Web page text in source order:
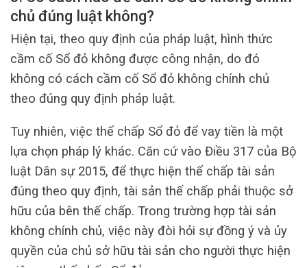
chủ đúng luật không?
Hiện tại, theo quy định của pháp luật, hình thức
cầm cố Sổ đỏ không được công nhận, do đó
không có cách cầm cố Sổ đỏ không chính chủ
theo đúng quy định pháp luật.
Tuy nhiên, việc thế chấp Sổ đỏ để vay tiền là một
lựa chọn pháp lý khác. Căn cứ vào Điều 317 của Bộ
luật Dân sự 2015, để thực hiện thế chấp tài sản
đúng theo quy định, tài sản thế chấp phải thuộc sở
hữu của bên thế chấp. Trong trường hợp tài sản
không chính chủ, việc này đòi hỏi sự đồng ý và ủy
quyền của chủ sở hữu tài sản cho người thực hiện